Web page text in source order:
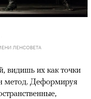
ЛЕНСОВЕТА
видишь их как точки
метод. Деформируя